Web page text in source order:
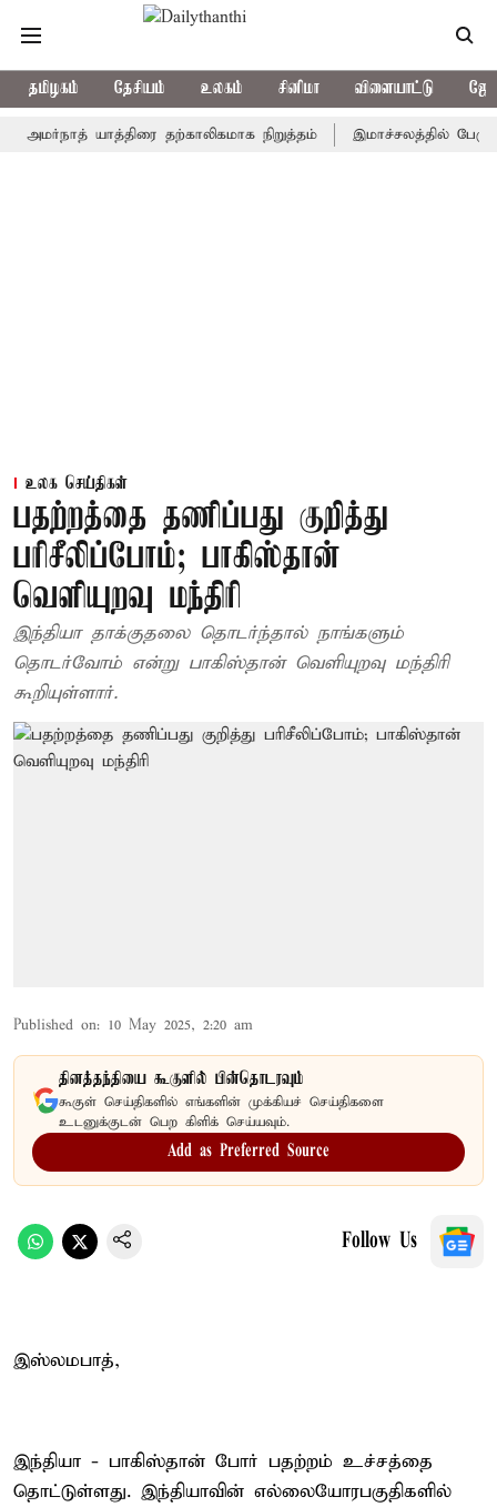
தமிழகம் தேசியம் உலகம் சினிமா விளையாட்டு
யாத்திரை தற்காலிகமாக நிறுத்தம் இமாச்சலத்தில் பேருந்து
உலக செய்திகள்
பதற்றத்தை தணிப்பது குறித்து
பரிசீலிப்போம்; பாகிஸ்தான்
வெளியுறவு மந்திரி
இந்தியா தாக்குதலை தொடர்ந்தால் நாங்களும்
தொடர்வோம் என்று பாகிஸ்தான் வெளியுறவு மந்திரி
கூறியுள்ளார்.
Published on: 10 May 2025, 2:20 am
தினத்தந்தியை கூகுளில் பின்தொடரவும்
கூகுள் செய்திகளில் எங்களின் முக்கியச் செய்திகளை
உடனுக்குடன் பெற கிளிக் செய்யவும்.
Add as Preferred Source
Follow Us
இஸ்லமபாத்,
இந்தியா - பாகிஸ்தான் போர் பதற்றம் உச்சத்தை
தொட்டுள்ளது. இந்தியாவின் எல்லையோரபகுதிகளில்